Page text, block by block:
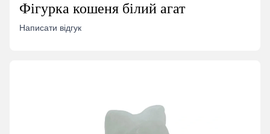
Фігурка кошеня білий агат
Написати відгук